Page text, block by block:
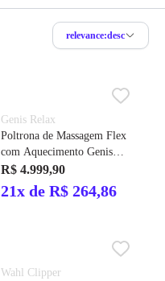
relevance:desc
Genis Relax
Poltrona de Massagem Flex
com Aquecimento Genis
Relax
R$ 4.999,90
21x de R$ 264,86
Wahl Clipper